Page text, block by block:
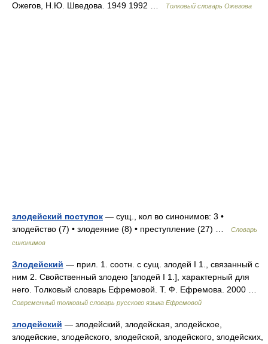
Ожегов, Н.Ю. Шведова. 1949 1992 …
Толковый словарь Ожегова
злодейский поступок — сущ., кол во синонимов: 3 •
злодейство (7) • злодеяние (8) • преступление (27) …
Словарь
синонимов
Злодейский — прил. 1. соотн. с сущ. злодей I 1., связанный с
ним 2. Свойственный злодею [злодей I 1.], характерный для
него. Толковый словарь Ефремовой. Т. Ф. Ефремова. 2000 …
Современный толковый словарь русского языка Ефремовой
злодейский — злодейский, злодейская, злодейское,
злодейские, злодейского, злодейской, злодейского, злодейских,